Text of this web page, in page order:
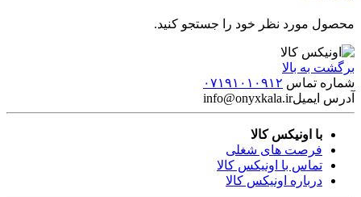
محصول مورد نظر خود را جستجو کنید.
برگشت به بالا
شماره تماس ۰۷۱۹۱۰۱۰۹۱۲
آدرس ایمیلinfo@onyxkala.ir
با اونیکس کالا
فرصت های شغلی
تماس با اونیکس کالا
درباره اونیکس کالا